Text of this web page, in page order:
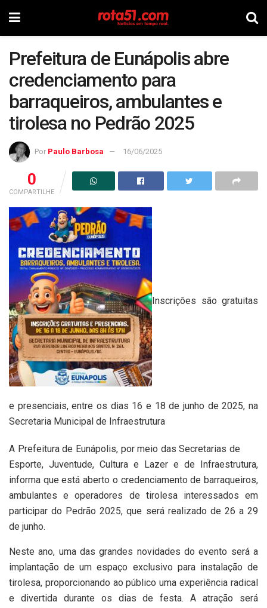
Prefeitura de Eunápolis abre
credenciamento para
barraqueiros, ambulantes e
tirolesa no Pedrão 2025
Por Paulo Barbosa 16/06/2025
0
COMPARTILHE
Inscrições são gratuitas
e presenciais, entre os dias 16 e 18 de junho de 2025, na
Secretaria Municipal de Infraestrutura
A Prefeitura de Eunápolis, por meio das Secretarias de
Esporte, Juventude, Cultura e Lazer e de Infraestrutura,
informa que está aberto o credenciamento de barraqueiros,
ambulantes e operadores de tirolesa interessados em
participar do Pedrão 2025, que será realizado de 26 a 29
de junho.
Neste ano, uma das grandes novidades do evento será a
implantação de um espaço exclusivo para instalação de
tirolesa, proporcionando ao público uma experiência radical
e divertida durante os dias de festa. A atração será